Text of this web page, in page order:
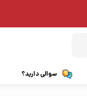
سوالی دارید؟